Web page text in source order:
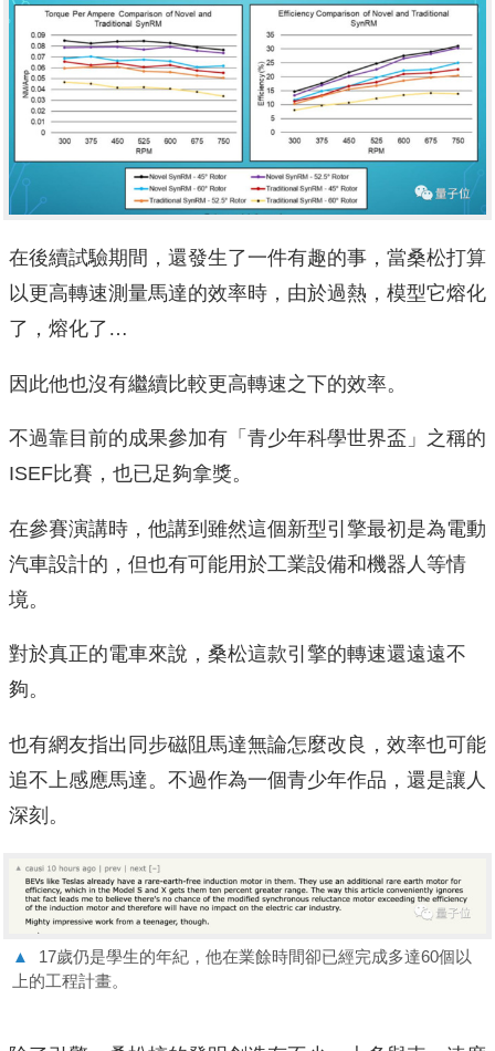
在後續試驗期間，還發生了一件有趣的事，當桑松打算
以更高轉速測量馬達的效率時，由於過熱，模型它熔化
了，熔化了…
因此他也沒有繼續比較更高轉速之下的效率。
不過靠目前的成果參加有「青少年科學世界盃」之稱的
ISEF比賽，也已足夠拿獎。
在參賽演講時，他講到雖然這個新型引擎最初是為電動
汽車設計的，但也有可能用於工業設備和機器人等情
境。
對於真正的電車來說，桑松這款引擎的轉速還遠遠不
夠。
也有網友指出同步磁阻馬達無論怎麼改良，效率也可能
追不上感應馬達。不過作為一個青少年作品，還是讓人
深刻。
▲
17歲仍是學生的年紀，他在業餘時間卻已經完成多達60個以
上的工程計畫。